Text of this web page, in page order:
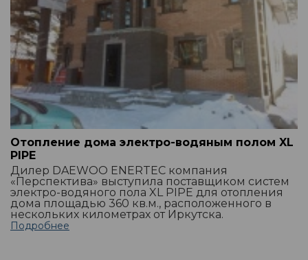
Отопление дома электро-водяным полом XL
PIPE
Дилер DAEWOO ENERTEC компания
«Перспектива» выступила поставщиком систем
электро-водяного пола XL PIPE для отопления
дома площадью 360 кв.м., расположенного в
нескольких километрах от Иркутска.
Подробнее